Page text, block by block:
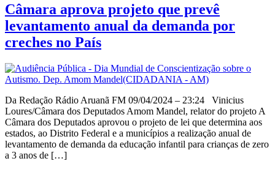
Câmara aprova projeto que prevê
levantamento anual da demanda por
creches no País
Da Redação Rádio Aruanã FM 09/04/2024 – 23:24 Vinicius
Loures/Câmara dos Deputados Amom Mandel, relator do projeto A
Câmara dos Deputados aprovou o projeto de lei que determina aos
estados, ao Distrito Federal e a municípios a realização anual de
levantamento de demanda da educação infantil para crianças de zero
a 3 anos de […]